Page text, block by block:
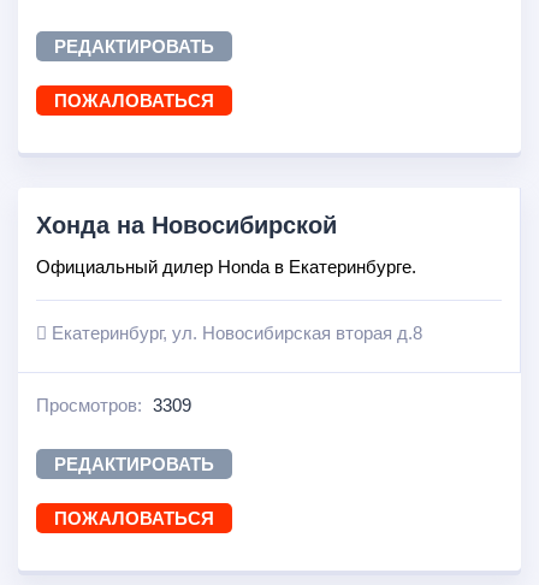
РЕДАКТИРОВАТЬ
ПОЖАЛОВАТЬСЯ
Хонда на Новосибирской
Официальный дилер Honda в Екатеринбурге.
Екатеринбург, ул. Новосибирская вторая д.8
Просмотров: 3309
РЕДАКТИРОВАТЬ
ПОЖАЛОВАТЬСЯ